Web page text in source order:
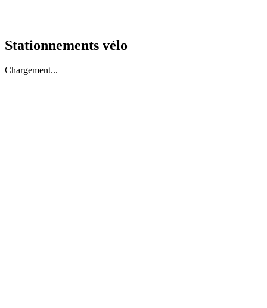
Stationnements vélo
Chargement...